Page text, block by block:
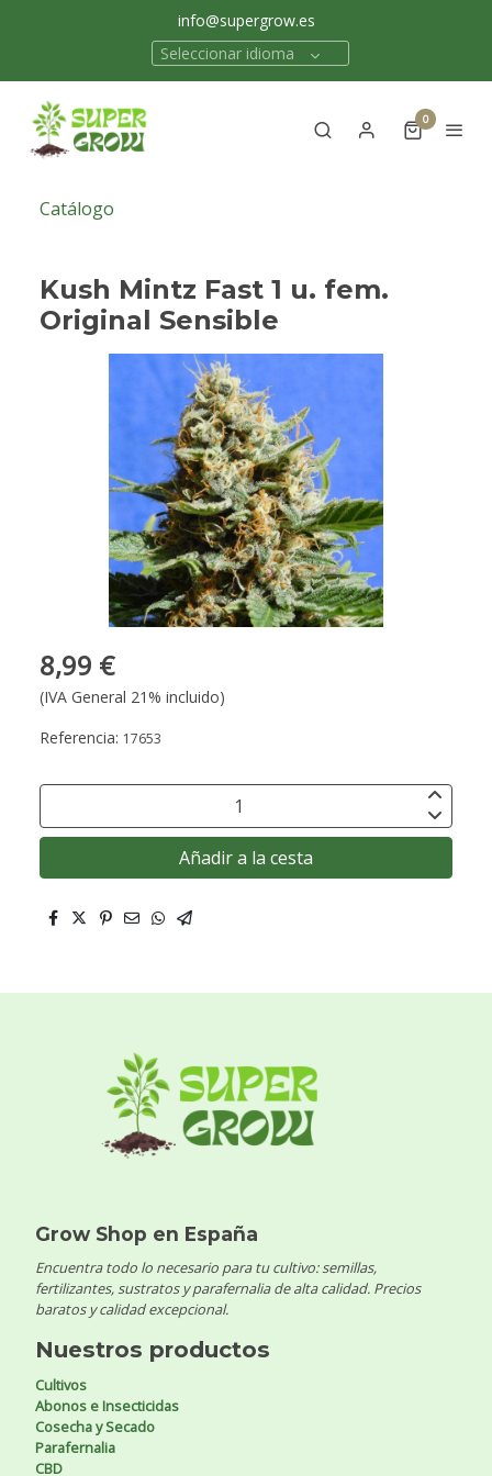
info@supergrow.es
Seleccionar idioma
0
Catálogo
Kush Mintz Fast 1 u. fem.
Original Sensible
8,99 €
(IVA General 21% incluido)
Referencia: 17653
Añadir a la cesta
Grow Shop en España
Encuentra todo lo necesario para tu cultivo: semillas,
fertilizantes, sustratos y parafernalia de alta calidad. Precios
baratos y calidad excepcional.
Nuestros productos
Cultivos
Abonos e Insecticidas
Cosecha y Secado
Parafernalia
CBD